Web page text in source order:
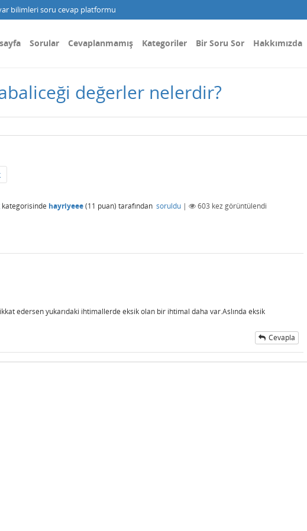
bilimleri soru cevap platformu
Sorular Cevaplanmamış Kategoriler Bir Soru Sor Hakkımızda
değerler nelerdir?
kategorisinde hayriyeee(11 puan) tarafından soruldu | 603 kez görüntülendi
edersen yukarıdaki ihtimallerde eksik olan bir ihtimal daha var.Aslında eksik
Cevapla